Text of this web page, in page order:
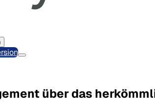
über das